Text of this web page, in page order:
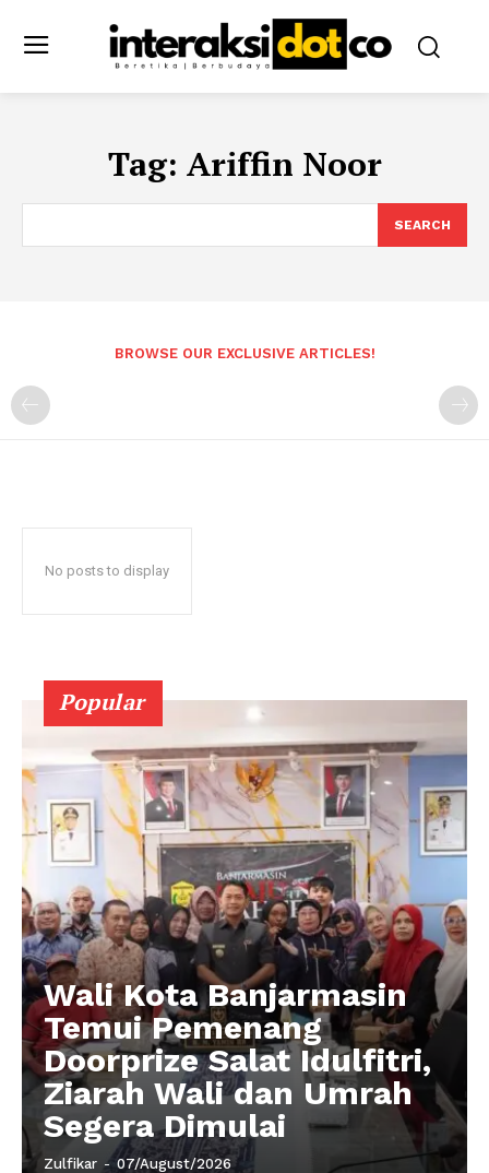
Tag: Ariffin Noor
SEARCH
BROWSE OUR EXCLUSIVE ARTICLES!
No posts to display
Popular
Wali Kota Banjarmasin
Temui Pemenang
Doorprize Salat Idulfitri,
Ziarah Wali dan Umrah
Segera Dimulai
Zulfikar - 07/August/2026